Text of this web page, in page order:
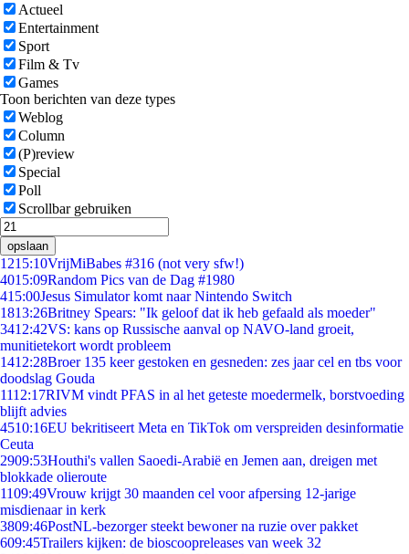
Actueel
Entertainment
Sport
Film & Tv
Games
Toon berichten van deze types
Weblog
Column
(P)review
Special
Poll
Scrollbar gebruiken
opslaan
1215:10VrijMiBabes #316 (not very sfw!)
4015:09Random Pics van de Dag #1980
415:00Jesus Simulator komt naar Nintendo Switch
1813:26Britney Spears: "Ik geloof dat ik heb gefaald als moeder"
3412:42VS: kans op Russische aanval op NAVO-land groeit,
munitietekort wordt probleem
1412:28Broer 135 keer gestoken en gesneden: zes jaar cel en tbs voor
doodslag Gouda
1112:17RIVM vindt PFAS in al het geteste moedermelk, borstvoeding
blijft advies
4510:16EU bekritiseert Meta en TikTok om verspreiden desinformatie
Ceuta
2909:53Houthi's vallen Saoedi-Arabië en Jemen aan, dreigen met
blokkade olieroute
1109:49Vrouw krijgt 30 maanden cel voor afpersing 12-jarige
misdienaar in kerk
3809:46PostNL-bezorger steekt bewoner na ruzie over pakket
609:45Trailers kijken: de bioscoopreleases van week 32